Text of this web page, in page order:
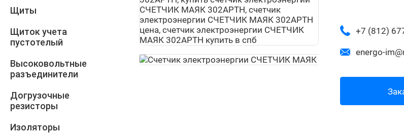
Щиты
Щиток учета
пустотелый
Высоковольтные
разъединители
Догрузочные
резисторы
Изоляторы
+7 (812)
energo-